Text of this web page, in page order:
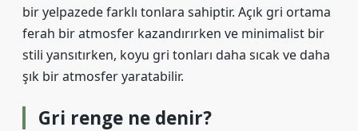
bir yelpazede farklı tonlara sahiptir. Açık gri ortama
ferah bir atmosfer kazandırırken ve minimalist bir
stili yansıtırken, koyu gri tonları daha sıcak ve daha
şık bir atmosfer yaratabilir.
Gri renge ne denir?